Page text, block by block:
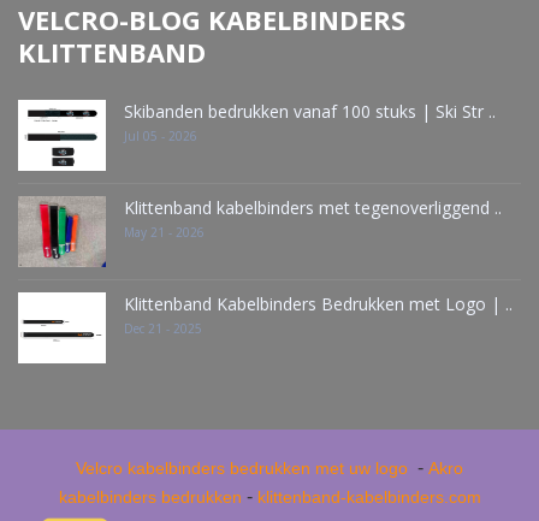
VELCRO-BLOG KABELBINDERS
KLITTENBAND
Skibanden bedrukken vanaf 100 stuks | Ski Str ..
Jul 05 - 2026
Klittenband kabelbinders met tegenoverliggend ..
May 21 - 2026
Klittenband Kabelbinders Bedrukken met Logo | ..
Dec 21 - 2025
Velcro kabelbinders bedrukken met uw logo - Akro
kabelbinders bedrukken - klittenband-kabelbinders.com